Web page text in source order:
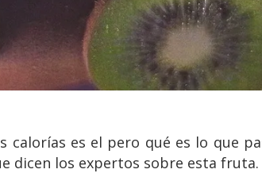
es el pero qué es lo que
dicen los expertos sobre esta fruta.